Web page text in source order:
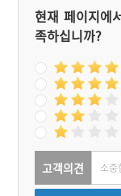
현재 페이지에
족하십니까?
고객의견